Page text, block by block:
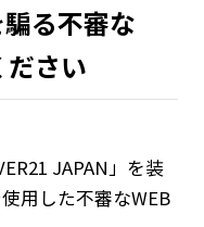
る不審な
ださい
JAPAN」を装
用した不審なWEB